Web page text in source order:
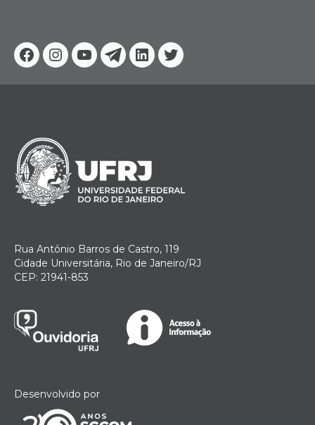
Facebook
Instagram
YoutubeTelegram
Linkedin
Twitter
Rua Antônio Barros de Castro, 119
Cidade Universitária, Rio de Janeiro/RJ
CEP: 21941-853
Desenvolvido por